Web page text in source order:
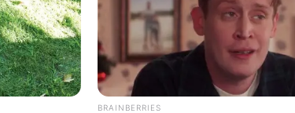
BRAINBERRIES
On Camera: Chaos As Giant Snakes Attack